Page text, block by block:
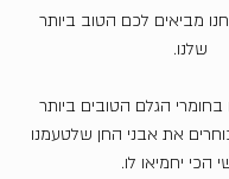
מביאים לכם הטוב ביותר
שלנו.
הגלם הטובים ביותר
את אבני החן שלטעמנו
הכי יחמיאו לו.